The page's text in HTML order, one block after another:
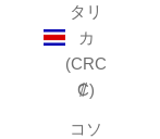
タリ
カ
(CRC
₡)
コソ